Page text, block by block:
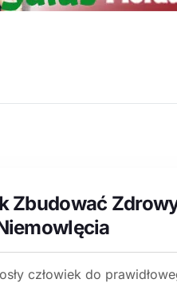
Zbudować
człowiek do